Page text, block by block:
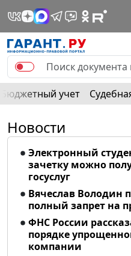
Бюджетный учет
Новости
Электронный
зачетку можно
госуслуг
Вячеслав Володин
полный запрет на
ФНС России
порядке
компании